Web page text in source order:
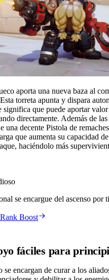
aporta una nueva baza al
torreta apunta y dispara
significa que puede aportar
directamente. Además de
una decente Pistola de
que aumenta su capacidad
haciéndolo más
se encargue del ascenso por ti
Boost
fáciles para
se encargan de curar a los